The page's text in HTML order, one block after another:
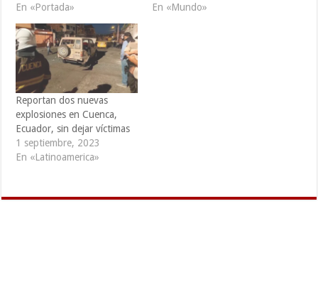
mezquita en la ciudad de
Peshawar de la provincia de
Khyber Pakhtunkhwa, en el
noroeste de Pakistán, de
acuerdo con autoridades
médicas y policiales.
Muhammad Asim, portavoz
del…
En «Portada»
de toros de Bogotá,
En «Mundo»
Reportan dos nuevas
explosiones en Cuenca,
Ecuador, sin dejar víctimas
1 septiembre, 2023
En «Latinoamerica»